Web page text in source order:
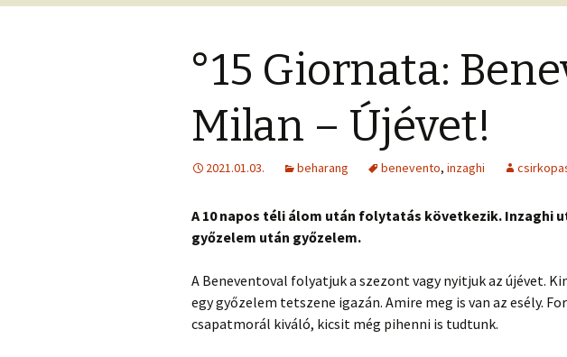
°15 Giornata:
Milan – Újévet!
2021.01.03. beharang benevento, inzaghi
A 10 napos téli álom után folytatás következik. Inzaghi
győzelem után győzelem.
A Beneventoval folyatjuk a szezont vagy nyitjuk az újévet.
egy győzelem tetszene igazán. Amire meg is van az esély.
csapatmorál kiváló, kicsit még pihenni is tudtunk.